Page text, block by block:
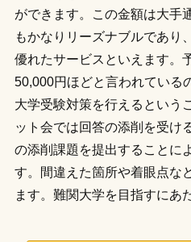
ができます。この金額は大手
もかなりリーズナブルであり
優れたサービスといえます。
50,000円ほどと言われている
大学受験対策を行えるという
ット会では回答の添削を受け
の添削課題を提出することに
す。間違えた箇所や着眼点な
ます。難関大学を目指すにあ